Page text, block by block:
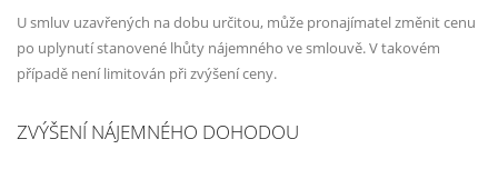
U smluv uzavřených na dobu určitou, může pronajímatel změnit cenu
po uplynutí stanovené lhůty nájemného ve smlouvě. V takovém
případě není limitován při zvýšení ceny.
ZVÝŠENÍ NÁJEMNÉHO DOHODOU